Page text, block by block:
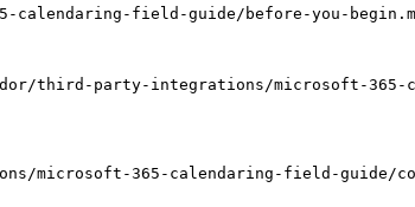
field-guide/before-you-
third-party-integrations/microsoft-
microsoft-365-calendaring-field-guide/